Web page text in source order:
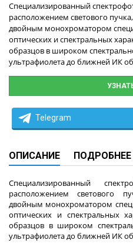
Специализированный
расположением светового
двойным монохроматором
оптических и спектральных
образцов в широком
ультрафиолета до ближней ИК
Telegram
ОПИСАНИЕ
Специализированный
расположением светового
двойным монохроматором
оптических и спектральных
образцов в широком
ультрафиолета до ближней ИК